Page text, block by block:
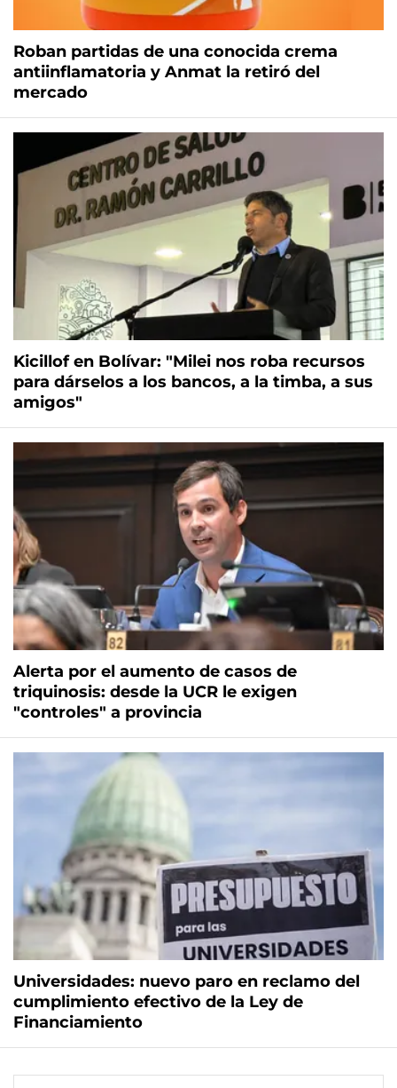
Roban partidas de una conocida crema
antiinflamatoria y Anmat la retiró del
mercado
Kicillof en Bolívar: "Milei nos roba recursos
para dárselos a los bancos, a la timba, a sus
amigos"
Alerta por el aumento de casos de
triquinosis: desde la UCR le exigen
"controles" a provincia
Universidades: nuevo paro en reclamo del
cumplimiento efectivo de la Ley de
Financiamiento